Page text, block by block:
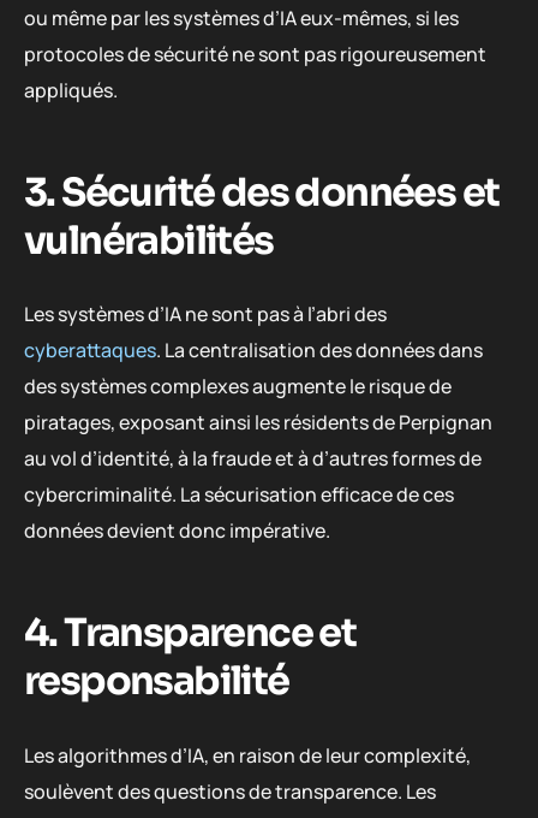
ou même par les systèmes d’IA eux-mêmes, si les
protocoles de sécurité ne sont pas rigoureusement
appliqués.
3. Sécurité des données et
vulnérabilités
Les systèmes d’IA ne sont pas à l’abri des
cyberattaques. La centralisation des données dans
des systèmes complexes augmente le risque de
piratages, exposant ainsi les résidents de Perpignan
au vol d’identité, à la fraude et à d’autres formes de
cybercriminalité. La sécurisation efficace de ces
données devient donc impérative.
4. Transparence et
responsabilité
Les algorithmes d’IA, en raison de leur complexité,
soulèvent des questions de transparence. Les